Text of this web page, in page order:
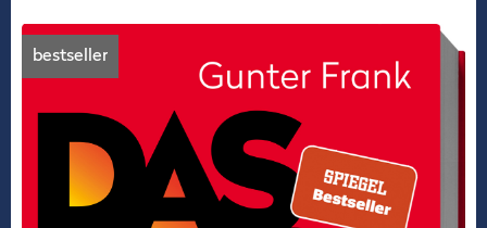
bestseller